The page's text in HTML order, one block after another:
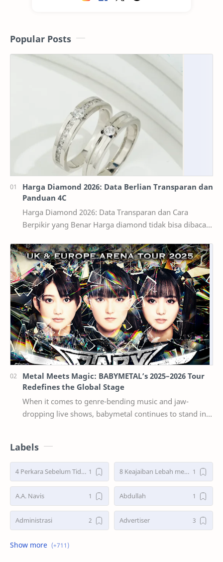
Popular Posts
Harga Diamond 2026: Data Berlian Transparan dan
Panduan 4C
Harga Diamond 2026: Data Transparan dan Cara
Berpikir yang Benar Harga diamond tidak bisa dibaca
Metal Meets Magic: BABYMETAL’s 2025–2026 Tour
Redefines the Global Stage
When it comes to genre-bending music and jaw-
dropping live shows, babymetal continues to stand in a
Labels
4 Perkara Sebelum Tidur 8 Keajaiban Lebah menurut Al-Qur’an part 2
A.A. Navis Abdullah
Administrasi Advertiser
Advertorial